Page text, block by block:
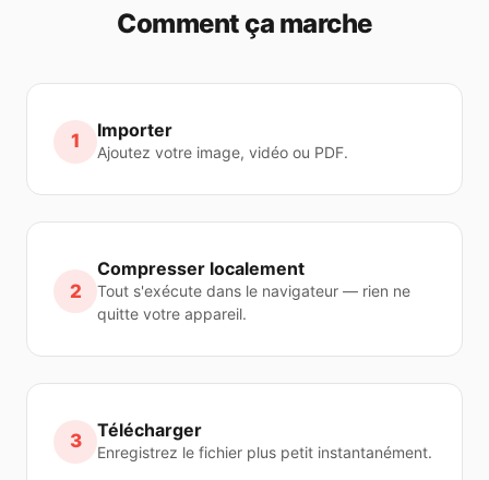
Comment ça marche
1 Importer
Ajoutez votre image, vidéo ou PDF.
2
Compresser localement
Tout s'exécute dans le navigateur — rien ne
quitte votre appareil.
3 Télécharger
Enregistrez le fichier plus petit instantanément.